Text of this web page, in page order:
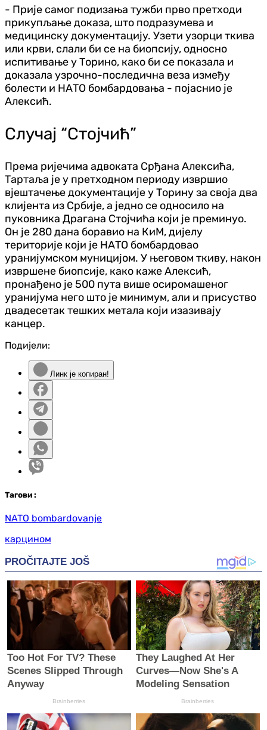
- Прије самог подизања тужби прво претходи
прикупљање доказа, што подразумева и
медицинску документацију. Узети узорци ткива
или крви, слали би се на биопсију, односно
испитивање у Торино, како би се показала и
доказала узрочно-последична веза између
болести и НАТО бомбардовања - појаснио је
Алексић.
Случај “Стојчић”
Према ријечима адвоката Срђана Алексића,
Тартаља је у претходном периоду извршио
вјештачење документације у Торину за своја два
клијента из Србије, а једно се односило на
пуковника Драгана Стојчића који је преминуо.
Он је 280 дана боравио на КиМ, дијелу
територије који је НАТО бомбардовао
уранијумском муницијом. У његовом ткиву, након
извршене биопсије, како каже Алексић,
пронађено је 500 пута више осиромашеног
уранијума него што је минимум, али и присуство
двадесетак тешких метала који изазивају
канцер.
Подијели:
Линк је копиран!
Тагови :
NATO bombardovanje
карцином